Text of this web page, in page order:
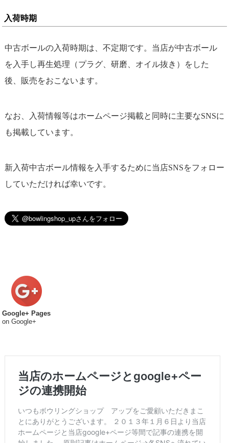
入荷時期
中古ボールの入荷時期は、不定期です。当店が中古ボール
を入手し再生処理（プラグ、研磨、オイル抜き）をした
後、販売をおこないます。
なお、入荷情報等はホームページ掲載と同時に主要なSNSに
も掲載しています。
新入荷中古ボール情報を入手するために当店SNSをフォロー
していただければ幸いです。
Google+ Pages
on Google+